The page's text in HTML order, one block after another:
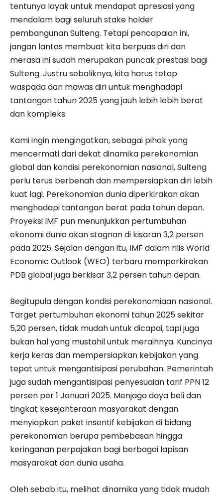
tentunya layak untuk mendapat apresiasi yang
mendalam bagi seluruh stake holder
pembangunan Sulteng. Tetapi pencapaian ini,
jangan lantas membuat kita berpuas diri dan
merasa ini sudah merupakan puncak prestasi bagi
Sulteng. Justru sebaliknya, kita harus tetap
waspada dan mawas diri untuk menghadapi
tantangan tahun 2025 yang jauh lebih lebih berat
dan kompleks.
Kami ingin mengingatkan, sebagai pihak yang
mencermati dari dekat dinamika perekonomian
global dan kondisi perekonomian nasional, Sulteng
perlu terus berbenah dan mempersiapkan diri lebih
kuat lagi. Perekonomian dunia diperkirakan akan
menghadapi tantangan berat pada tahun depan.
Proyeksi IMF pun menunjukkan pertumbuhan
ekonomi dunia akan stagnan di kisaran 3,2 persen
pada 2025. Sejalan dengan itu, IMF dalam rilis World
Economic Outlook (WEO) terbaru memperkirakan
PDB global juga berkisar 3,2 persen tahun depan.
Begitupula dengan kondisi perekonomiaan nasional.
Target pertumbuhan ekonomi tahun 2025 sekitar
5,20 persen, tidak mudah untuk dicapai, tapi juga
bukan hal yang mustahil untuk meraihnya. Kuncinya
kerja keras dan mempersiapkan kebijakan yang
tepat untuk mengantisipasi perubahan. Pemerintah
juga sudah mengantisipasi penyesuaian tarif PPN 12
persen per 1 Januari 2025. Menjaga daya beli dan
tingkat kesejahteraan masyarakat dengan
menyiapkan paket insentif kebijakan di bidang
perekonomian berupa pembebasan hingga
keringanan perpajakan bagi berbagai lapisan
masyarakat dan dunia usaha.
Oleh sebab itu, melihat dinamika yang tidak mudah